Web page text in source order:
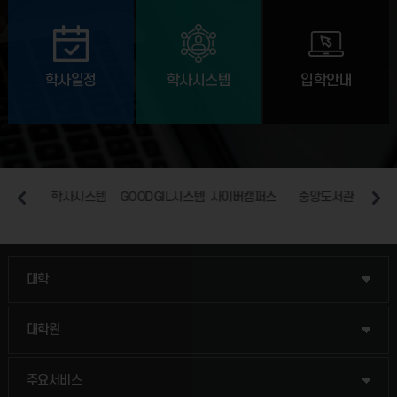
학사일정 학사시스템 입학안내
학사시스템 GOODGIL시스템 사이버캠퍼스 중앙도서관 장애
대학
인문융합공공인재학부
법경영학부
웰니스산업융합학부
대학원
일반대학원
산업대학원
주요서비스
입학안내